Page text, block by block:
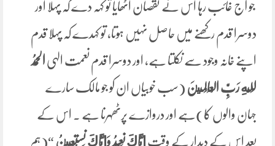
جو آج غائب رہا اس نے نقصان اٹھایا تو کہہ دے کہ پہلا اور
دوسرا قدم رکھنے میں حاصل نہیں ہوتا، تو کہدے کہ پہلا قدم
اپنے خانہ وجود سے نکلتا ہے، اور دوسرا قدم نعمت الہی الْحَمْدُ
لِلَّهِ رَبِّ الْعَالَمِينَ (سب خوبیاں ان کو جو مالک سارے
جہان والوں کا)ہے اور دروازے پرٹھہرنا ہے ۔ اس کے
بعد اس کے دیدار کے وقت إِيَّاكَ نَعْبُدُ وَإِيَّاكَ نَسْتَعِينُ “(ہم